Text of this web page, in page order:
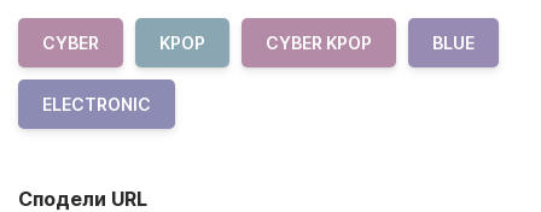
CYBER KPOP CYBER KPOP BLUE
ELECTRONIC
Сподели URL